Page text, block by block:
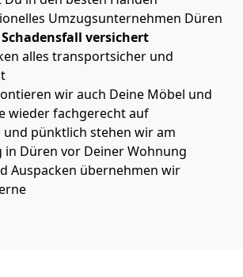
Umzugsunternehmen Düren
Schadensfall versichert
alles transportsicher und
wir auch Deine Möbel und
wieder fachgerecht auf
und pünktlich stehen wir am
in Düren vor Deiner Wohnung
Auspacken übernehmen wir